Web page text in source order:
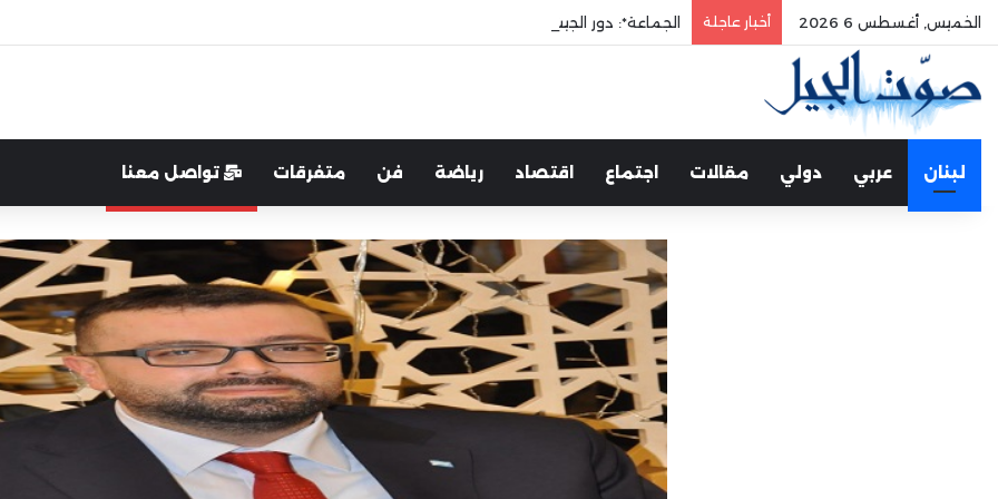
الخميس, أغسطس 6 2026 أخبار عاجلة الجماعة*: دور الجيش في حماية الوطن والدفاع عنه هو الأساس
لبنان عربي دولي مقالات اجتماع اقتصاد رياضة فن متفرقات تواصل معنا